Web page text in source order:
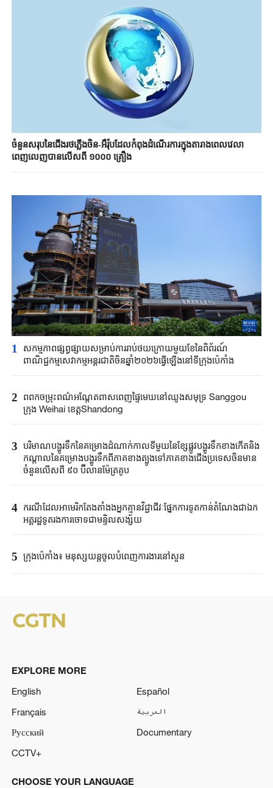
ចំនួនសរុបនៃជើងរថភ្លើងចិន-អឺរ៉ុបដែលកំពុងដំណើរការក្នុងតារាងពេល​វេលា​
ពេញលេញ​បានលើសពី ១០០០ គ្រឿង
1
សកម្មភាពផ្សព្វផ្សាយសម្រាប់ការរាប់ថយក្រោយមួយខែនៃពិព័រណ៍
ពាណិជ្ជកម្មសេវាកម្មអន្តរជាតិចិនឆ្នាំ២០២៦ធ្វើឡើងនៅទីក្រុងប៉េកាំង
2
ពពកចម្រុះពណ៌អណ្តែតពាសពេញផ្ទៃមេឃនៅឈូងសមុទ្រ Sanggou​
ក្រុង Weihai ខេត្តShandong​
3 បរិមាណបង្ហូរទឹកនៃគម្រោងដំណាក់កាលទីមួយនៃខ្សែផ្លូវបង្ហូរទឹកខាងកើតនិង​
កណ្តាលនៃគម្រោងបង្ហូរទឹកពីភាគខាងត្បូងទៅភាគខាងជើងប្រទេសចិនមាន
ចំនួនលើសពី ៩០ ប៊ីលានម៉ែត្រគូប
4 ករណីដែលអាមេរិកតែងតាំងងអ្នកគ្មានវិជ្ជាជីវៈផ្នែកការទូតកាន់តំណែងជាឯក
អគ្គរដ្ឋទូតរងការចោទជាមន្ទិលសង្ស័យ
5 ក្រុងប៉េកាំង​៖ មនុស្សយន្ត​ចូលបំពេញ​ការងារនៅសួន​​
EXPLORE MORE
English
Español
Français
العربية
Русский
Documentary
CCTV+
CHOOSE YOUR LANGUAGE